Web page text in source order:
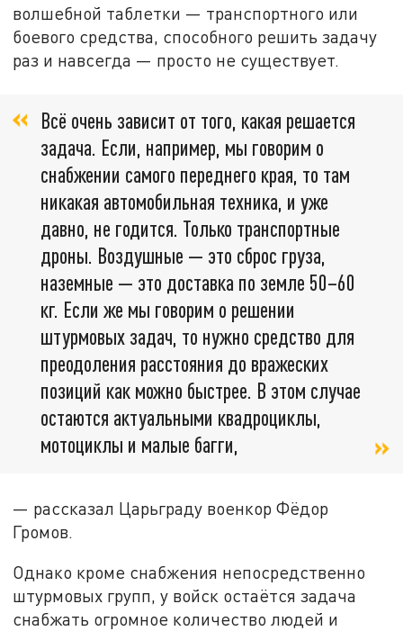
волшебной таблетки — транспортного или
боевого средства, способного решить задачу
раз и навсегда — просто не существует.
Всё очень зависит от того, какая решается
задача. Если, например, мы говорим о
снабжении самого переднего края, то там
никакая автомобильная техника, и уже
давно, не годится. Только транспортные
дроны. Воздушные — это сброс груза,
наземные — это доставка по земле 50–60
кг. Если же мы говорим о решении
штурмовых задач, то нужно средство для
преодоления расстояния до вражеских
позиций как можно быстрее. В этом случае
остаются актуальными квадроциклы,
мотоциклы и малые багги,
— рассказал Царьграду военкор Фёдор
Громов.
Однако кроме снабжения непосредственно
штурмовых групп, у войск остаётся задача
снабжать огромное количество людей и